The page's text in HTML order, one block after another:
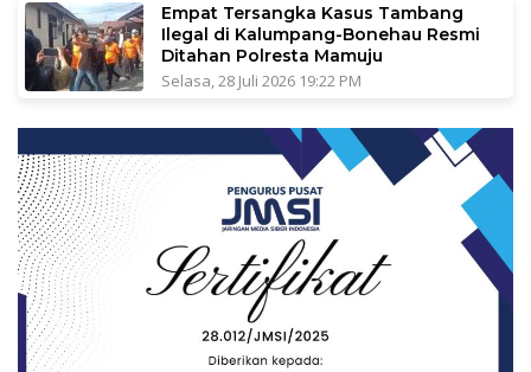
Empat Tersangka Kasus Tambang
Ilegal di Kalumpang-Bonehau Resmi
Ditahan Polresta Mamuju
Selasa, 28 Juli 2026 19:22 PM